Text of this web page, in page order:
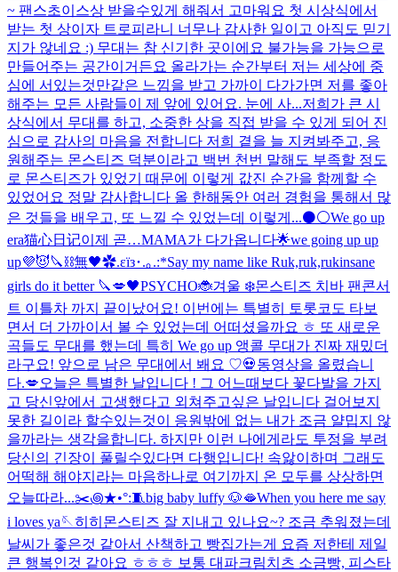
~ 팬스초이스상 받을수있게 해줘서 고마워요 첫 시상식에서
받는 첫 상이자 트로피라니 너무나 감사한 일이고 아직도 믿기
지가 않네요 :) 무대는 참 신기한 곳이에요 불가능을 가능으로
만들어주는 공간이거든요 올라가는 순간부터 저는 세상에 중
심에 서있는것만같은 느낌을 받고 가까이 다가가면 저를 좋아
해주는 모든 사람들이 제 앞에 있어요. 눈에 사...저희가 큰 시
상식에서 무대를 하고, 소중한 상을 직접 받을 수 있게 되어 진
심으로 감사의 마음을 전합니다 저희 곁을 늘 지켜봐주고, 응
원해주는 몬스티즈 덕분이라고 백번 천번 말해도 부족할 정도
로 몬스티즈가 있었기 때문에 이렇게 값진 순간을 함께할 수
있었어요 정말 감사합니다 올 한해동안 여러 경험을 통해서 많
은 것들을 배우고, 또 느낄 수 있었는데 이렇게...⚫️⚪️We go up
era猫心日记이제 곧…MAMA가 다가옵니다🌟we going up up
up💜😈🔪⛓️無🖤✿.εïз･.｡.:*Say my name like Ruk,ruk,rukinsane
girls do it better 🔪💋🖤PSYCHO🐞겨울 ❄️몬스티즈 치바 팬콘서
트 이틀차 까지 끝이났어요! 이번에는 특별히 토롯코도 타보
면서 더 가까이서 볼 수 있었는데 어떠셨을까요 ㅎ 또 새로운
곡들도 무대를 했는데 특히 We go up 앵콜 무대가 진짜 재밌더
라구요! 앞으로 남은 무대에서 봬요 ♡💀동영상을 올렸습니
다.💋오늘은 특별한 날입니다 ! 그 어느때보다 꽃다발을 가지
고 당신앞에서 고생했다고 외쳐주고싶은 날입니다 걸어보지
못한 길이라 할수있는것이 응원밖에 없는 내가 조금 얄밉지 않
을까라는 생각을합니다. 하지만 이런 나에게라도 투정을 부려
당신의 긴장이 풀릴수있다면 다행입니다! 속앓이하며 그래도
어떡해 해야지라는 마음하나로 여기까지 온 모두를 상상하면
오늘따라...✂️꩜★•°:🧵big baby luffy 🐶🫦When you here me say
i loves ya🪡히히 몬스티즈 잘 지내고 있나요~? 조금 추워졌는데
날씨가 좋은것 같아서 산책하고 빵집가는게 요즘 저한테 제일
큰 행복인것 같아요 ㅎㅎㅎ 보통 대파크림치츠 소금빵, 피스타